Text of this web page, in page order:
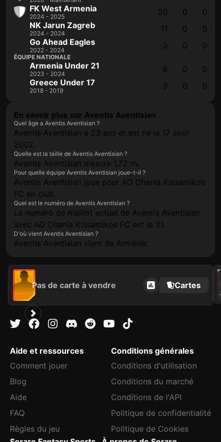
FK West Armenia
2024 - 2025 20 0
0
NK Jarun Zagreb
2024 - 2024 11 0
0
Go Ahead Eagles
2022 - 2024 3 0 0
ÉQUIPE NATIONALE
Armenia Under 21
2023 - 2024 8 0
0
Greece Under 17
2018 - 2019 9 0 0
En savoir plus sur Aventis Aventisian
Quel âge a Aventis Aventisian ?
Aventis Aventisian a 23 ans et est né le 17 août
2002.
Quelle est la taille de Aventis Aventisian ?
Aventis Aventisian mesure 1,72 m.
Pour quelle équipe Aventis Aventisian joue-t-il ?
Aventis Aventisian joue pour AO Chania Kissamikos
FC en club.
Quel est le numéro de Aventis Aventisian ?
Le numéro de maillot actuel de Aventis Aventisian
avec AO Chania Kissamikos FC est le 21.
D'où vient Aventis Aventisian ?
Aventis Aventisian vient de Arménie.
Pas de carte à vendre Cartes
2021
Aide et ressources
Comment jouer
Blog
Aide
FAQ
Règles du jeu
Conditions générales
Conditions d'utilisation
Conditions du marché
Conditions de l'API
Politique de confidentialité
Politique de Cookies